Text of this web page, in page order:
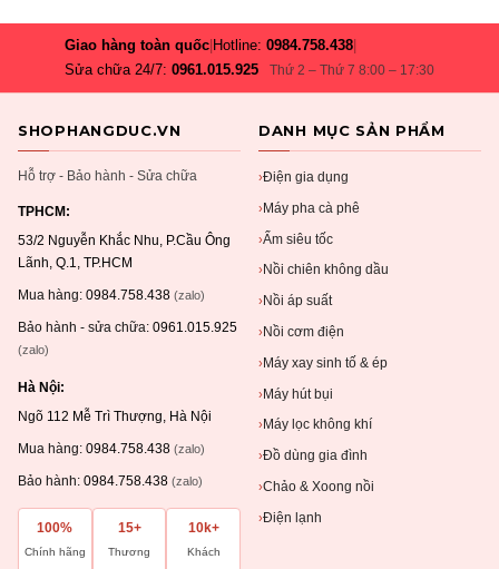
Giao hàng toàn quốc Hotline:0984.758.438
Sửa chữa 24/7:0961.015.925 Thứ 2 – Thứ 7 8:00 – 17:30
SHOPHANGDUC.VN
Hỗ trợ - Bảo hành - Sửa chữa
TPHCM:
53/2 Nguyễn Khắc Nhu, P.Cầu Ông
Lãnh, Q.1, TP.HCM
Mua hàng: 0984.758.438 (zalo)
Bảo hành - sửa chữa: 0961.015.925
(zalo)
Hà Nội:
Ngõ 112 Mễ Trì Thượng, Hà Nội
Mua hàng: 0984.758.438 (zalo)
Bảo hành: 0984.758.438 (zalo)
100%
Chính hãng
15+
Thương
10k+
Khách
DANH MỤC SẢN PHẨM
›Điện gia dụng
›Máy pha cà phê
›Ấm siêu tốc
› Nồi chiên không dầu
› Nồi áp suất
› Nồi cơm điện
›Máy xay sinh tố & ép
›Máy hút bụi
› Máy lọc không khí
›Đồ dùng gia đình
›Chảo & Xoong nồi
›Điện lạnh